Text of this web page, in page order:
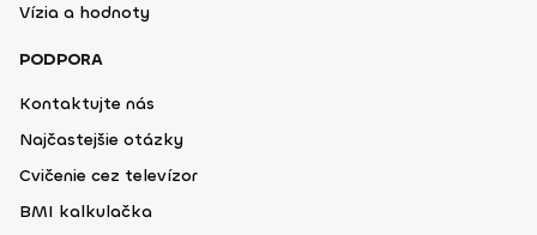
Vízia a hodnoty
PODPORA
Kontaktujte nás
Najčastejšie otázky
Cvičenie cez televízor
BMI kalkulačka